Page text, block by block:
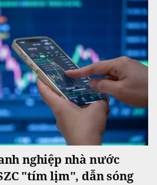
nghiệp nhà nước
"tím lịm", dẫn sóng